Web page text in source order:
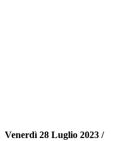
Venerdì 28 Luglio 2023 /